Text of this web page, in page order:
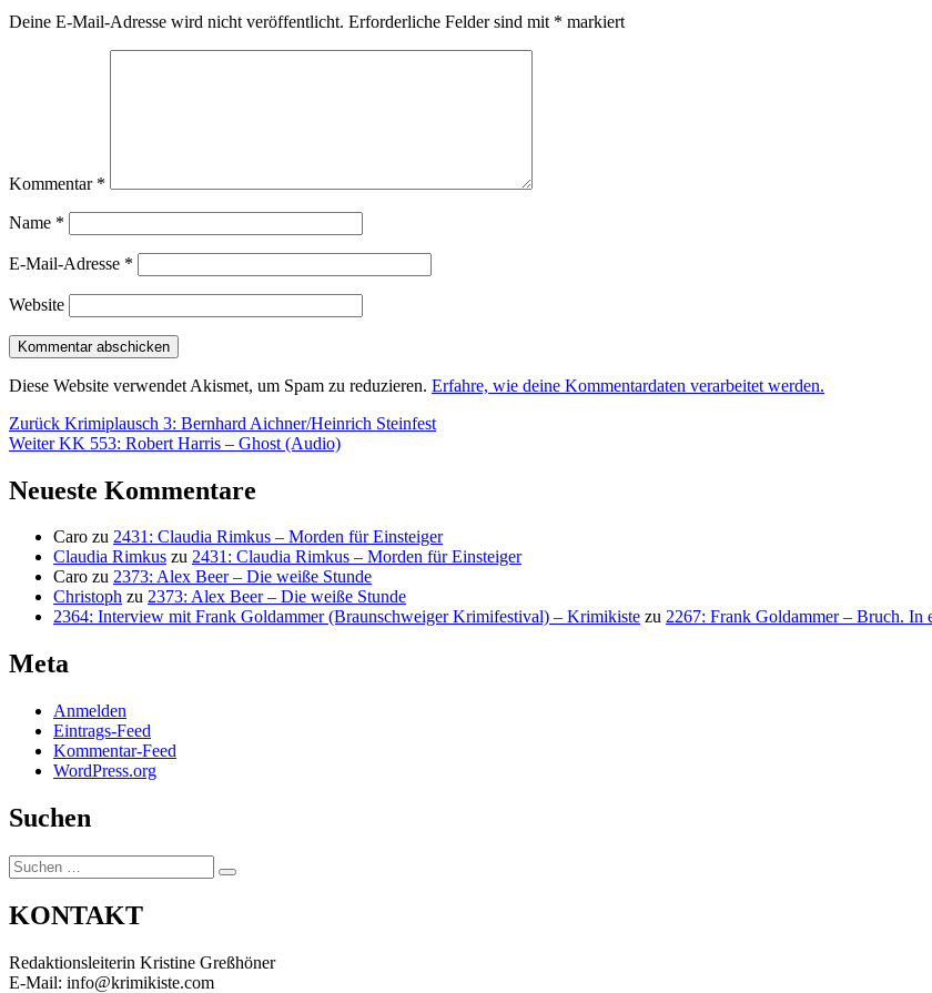
Deine E-Mail-Adresse wird nicht veröffentlicht. Erforderliche Felder sind mit * markiert
Kommentar *
Name *
E-Mail-Adresse *
Website
Diese Website verwendet Akismet, um Spam zu reduzieren. Erfahre, wie deine Kommentardaten verarbeitet werden.
Beitragsnavigation
Zurück Vorheriger
Beitrag:
Krimiplausch 3: Bernhard Aichner/Heinrich Steinfest
Weiter Nächster
KK 553: Robert Harris – Ghost (Audio)
Neueste Kommentare
Caro zu 2431: Claudia Rimkus – Morden für Einsteiger
Claudia Rimkus zu 2431: Claudia Rimkus – Morden für Einsteiger
Caro zu 2373: Alex Beer – Die weiße Stunde
Christoph zu 2373: Alex Beer – Die weiße Stunde
2364: Interview mit Frank Goldammer (Braunschweiger Krimifestival) – Krimikiste zu 2267: Frank Goldammer – Bruch. In
Meta
Anmelden
Eintrags-Feed
Kommentar-Feed
WordPress.org
Suchen
Suchen
nach:
Suchen
KONTAKT
Redaktionsleiterin Kristine Greßhöner
E-Mail: info@krimikiste.com